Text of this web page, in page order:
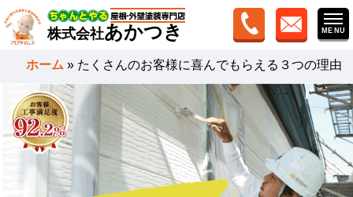
株式会社あかつき
ホーム » たくさんのお客様に喜んでもらえる３つの理由